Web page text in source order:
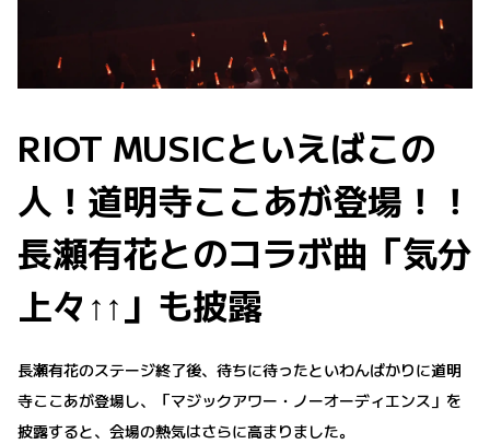
RIOT MUSICといえばこの
人！道明寺ここあが登場！！
長瀬有花とのコラボ曲「気分
上々↑↑」も披露
長瀬有花のステージ終了後、待ちに待ったといわんばかりに道明
寺ここあが登場し、「マジックアワー・ノーオーディエンス」を
披露すると、会場の熱気はさらに高まりました。